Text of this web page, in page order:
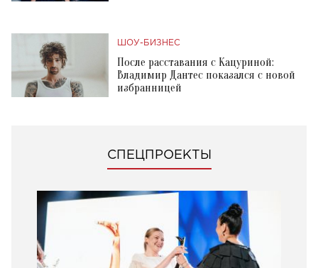
ШОУ-БИЗНЕС
После расставания с Кацуриной:
Владимир Дантес показался с новой
избранницей
СПЕЦПРОЕКТЫ